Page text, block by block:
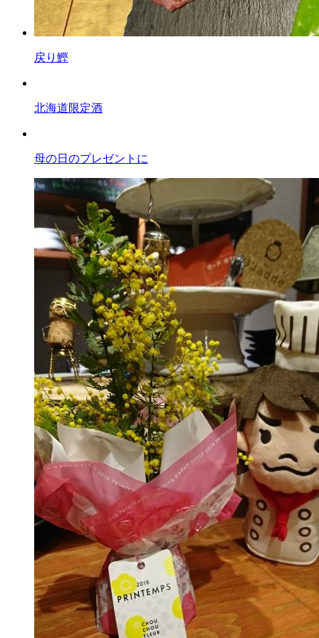
戻り鰹
北海道限定酒
母の日のプレゼントに